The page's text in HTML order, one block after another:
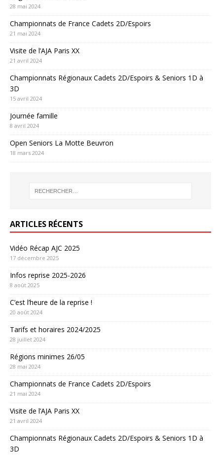
28 mai 2024
Championnats de France Cadets 2D/Espoirs
21 mai 2024
Visite de l’AJA Paris XX
21 avril 2024
Championnats Régionaux Cadets 2D/Espoirs & Seniors 1D à
3D
15 avril 2024
Journée famille
8 avril 2024
Open Seniors La Motte Beuvron
18 mars 2024
ARTICLES RÉCENTS
Vidéo Récap AJC 2025
17 décembre 2025
Infos reprise 2025-2026
8 août 2025
C’est l’heure de la reprise !
20 août 2024
Tarifs et horaires 2024/2025
28 juillet 2024
Régions minimes 26/05
28 mai 2024
Championnats de France Cadets 2D/Espoirs
21 mai 2024
Visite de l’AJA Paris XX
21 avril 2024
Championnats Régionaux Cadets 2D/Espoirs & Seniors 1D à
3D